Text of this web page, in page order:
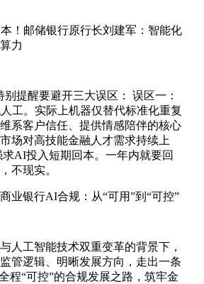
！邮储银行原行长刘建军：智能化
力
别提醒要避开三大误区： 误区一：
工。实际上机器仅替代标准化重复
系客户信任、提供情感陪伴的核心
场对高技能金融人才需求持续上
AI投入短期回本。一年内就要回
不现实。
业银行AI合规：从“可用”到“可控”
人工智能技术双重变革的背景下，
管逻辑、明晰发展方向，走出一条
程“可控”的合规发展之路，筑牢金